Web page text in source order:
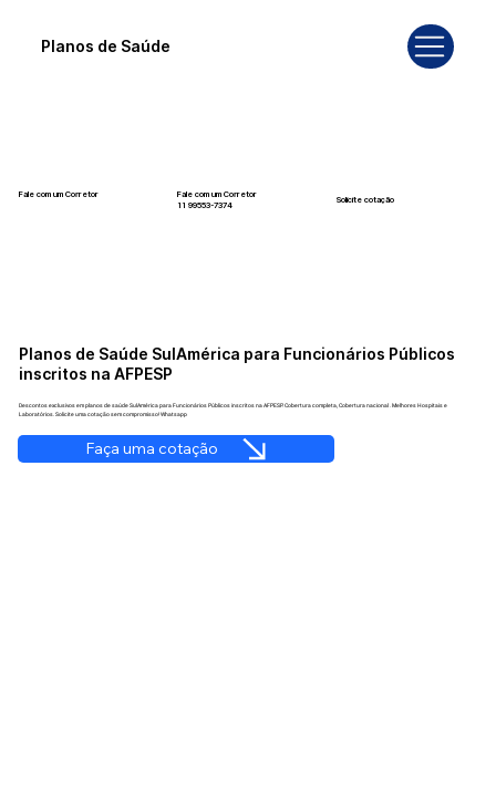
Planos de Saúde
Fale com um Corretor
Fale com um Corretor
11 99553-7374
Solicite cotação
Planos de Saúde SulAmérica para Funcionários Públicos
inscritos na AFPESP
Descontos exclusivos em planos de saúde SulAmérica para Funcionários Públicos inscritos na AFPESP. Cobertura completa, Cobertura nacional . Melhores Hospitais e
Laboratórios. Solicite uma cotação sem compromisso! Whatsapp
Faça uma cotação